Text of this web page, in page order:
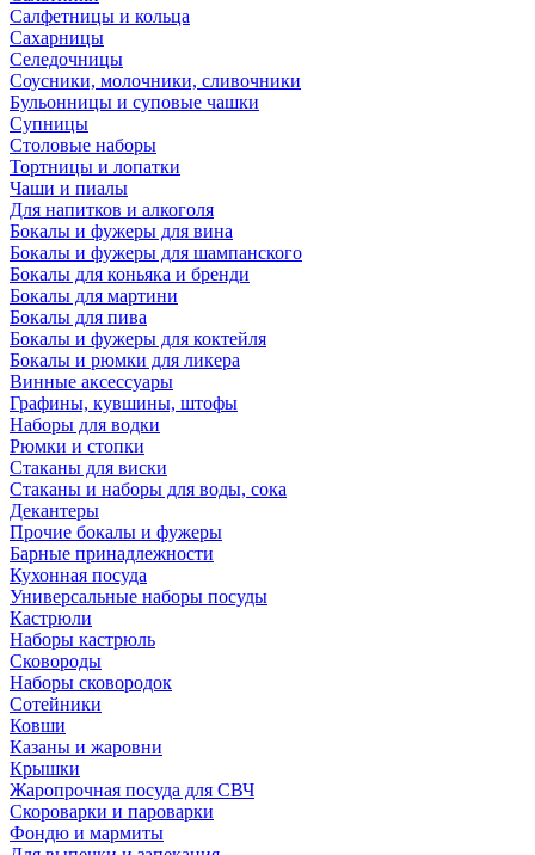
Салфетницы и кольца
Сахарницы
Селедочницы
Соусники, молочники, сливочники
Бульонницы и суповые чашки
Супницы
Столовые наборы
Тортницы и лопатки
Чаши и пиалы
Для напитков и алкоголя
Бокалы и фужеры для вина
Бокалы и фужеры для шампанского
Бокалы для коньяка и бренди
Бокалы для мартини
Бокалы для пива
Бокалы и фужеры для коктейля
Бокалы и рюмки для ликера
Винные аксессуары
Графины, кувшины, штофы
Наборы для водки
Рюмки и стопки
Стаканы для виски
Стаканы и наборы для воды, сока
Декантеры
Прочие бокалы и фужеры
Барные принадлежности
Кухонная посуда
Универсальные наборы посуды
Кастрюли
Наборы кастрюль
Сковороды
Наборы сковородок
Сотейники
Ковши
Казаны и жаровни
Крышки
Жаропрочная посуда для СВЧ
Скороварки и пароварки
Фондю и мармиты